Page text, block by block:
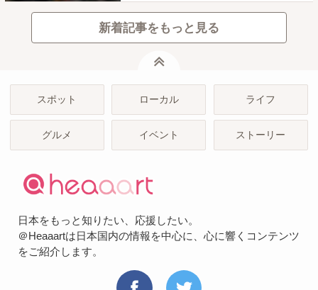
新着記事をもっと見る
スポット ローカル ライフ
グルメ イベント ストーリー
日本をもっと知りたい、応援したい。
＠Heaaartは日本国内の情報を中心に、心に響くコンテンツ
をご紹介します。